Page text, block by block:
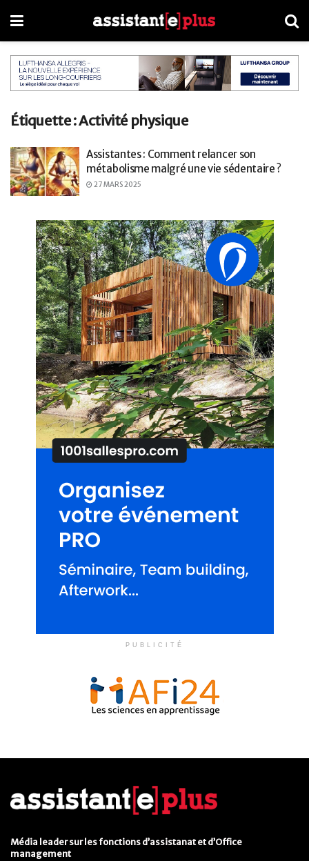
Étiquette :Activité physique
Assistantes : Comment relancer son
métabolisme malgré une vie sédentaire ?
27 MARS 2025
PUBLICITÉ
Média leader sur les fonctions d’assistanat et d’Office
management